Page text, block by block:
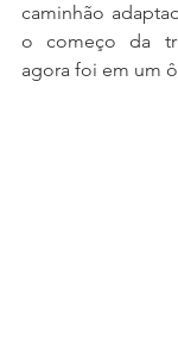
caminhão
o começo da
agora foi em um